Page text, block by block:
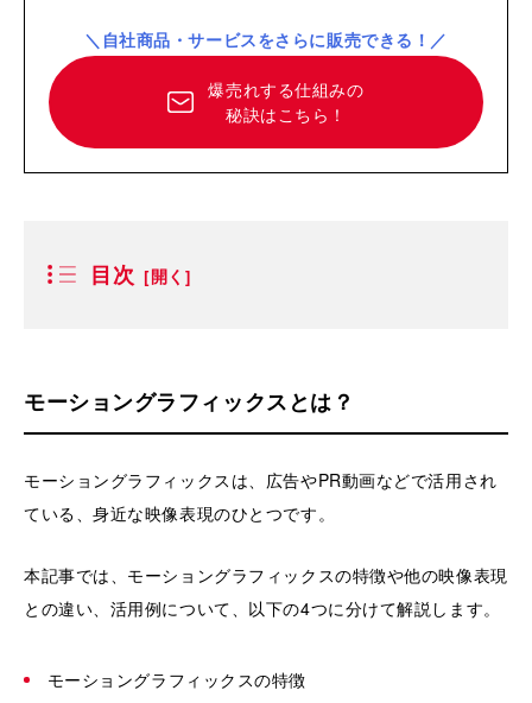
＼自社商品・サービスをさらに販売できる！／
爆売れする仕組みの
秘訣はこちら！
目次
モーショングラフィックスとは？
モーショングラフィックスは、広告やPR動画などで活用され
ている、身近な映像表現のひとつです。
本記事では、モーショングラフィックスの特徴や他の映像表現
との違い、活用例について、以下の4つに分けて解説します。
モーショングラフィックスの特徴